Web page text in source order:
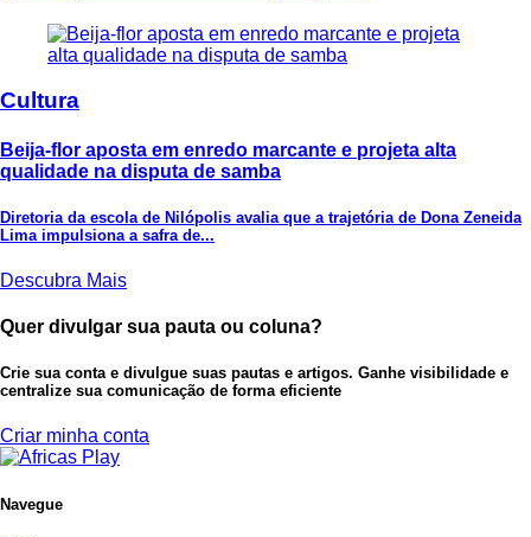
Cultura
Beija-flor aposta em enredo marcante e projeta alta
qualidade na disputa de samba
Diretoria da escola de Nilópolis avalia que a trajetória de Dona Zeneida
Lima impulsiona a safra de...
Descubra Mais
Quer divulgar sua pauta ou coluna?
Crie sua conta e divulgue suas pautas e artigos. Ganhe visibilidade e
centralize sua comunicação de forma eficiente
Criar minha conta
Navegue